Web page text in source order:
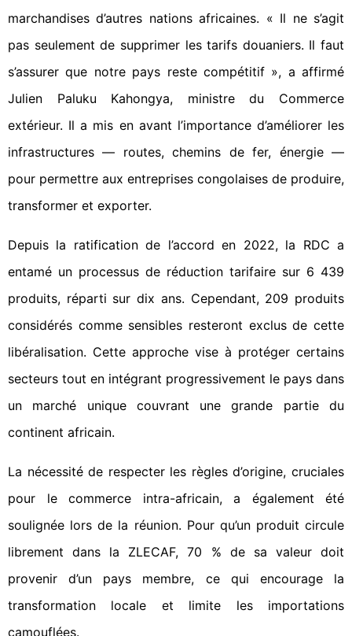
marchandises d’autres nations africaines. « Il ne s’agit
pas seulement de supprimer les tarifs douaniers. Il faut
s’assurer que notre pays reste compétitif », a affirmé
Julien Paluku Kahongya, ministre du Commerce
extérieur. Il a mis en avant l’importance d’améliorer les
infrastructures — routes, chemins de fer, énergie —
pour permettre aux entreprises congolaises de produire,
transformer et exporter.
Depuis la ratification de l’accord en 2022, la RDC a
entamé un processus de réduction tarifaire sur 6 439
produits, réparti sur dix ans. Cependant, 209 produits
considérés comme sensibles resteront exclus de cette
libéralisation. Cette approche vise à protéger certains
secteurs tout en intégrant progressivement le pays dans
un marché unique couvrant une grande partie du
continent africain.
La nécessité de respecter les règles d’origine, cruciales
pour le commerce intra-africain, a également été
soulignée lors de la réunion. Pour qu’un produit circule
librement dans la ZLECAF, 70 % de sa valeur doit
provenir d’un pays membre, ce qui encourage la
transformation locale et limite les importations
camouflées.